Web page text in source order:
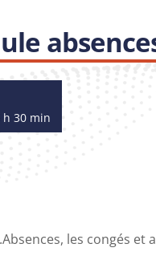
h 30 min
les congés